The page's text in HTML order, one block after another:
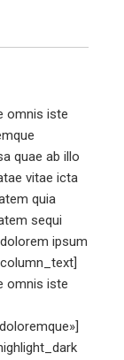
omnis iste
quae ab illo
vitae icta
quia
sequi
ipsum
omnis iste